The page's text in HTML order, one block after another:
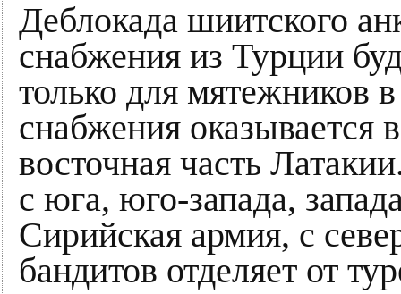
Деблокада шиитского
снабжения из Турции
только для мятежников
снабжения оказывается
восточная часть
с юга, юго-запада,
Сирийская армия, с
бандитов отделяет от